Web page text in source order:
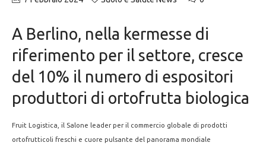
A Berlino, nella kermesse di
riferimento per il settore, cresce
del 10% il numero di espositori
produttori di ortofrutta biologica
Fruit Logistica, il Salone leader per il commercio globale di prodotti
ortofrutticoli freschi e cuore pulsante del panorama mondiale